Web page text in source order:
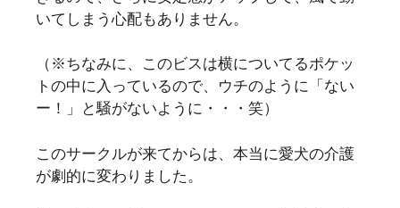
いてしまう心配もありません。
（※ちなみに、このビスは横についてるポケッ
トの中に入っているので、ウチのように「ない
ー！」と騒がないように・・・笑）
このサークルが来てからは、本当に愛犬の介護
が劇的に変わりました。